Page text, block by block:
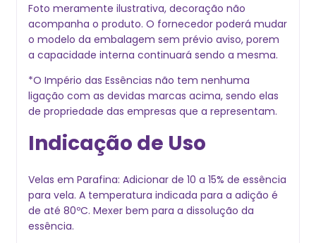
Foto meramente ilustrativa, decoração não
acompanha o produto. O fornecedor poderá mudar
o modelo da embalagem sem prévio aviso, porem
a capacidade interna continuará sendo a mesma.
*O Império das Essências não tem nenhuma
ligação com as devidas marcas acima, sendo elas
de propriedade das empresas que a representam.
Indicação de Uso
Velas em Parafina: Adicionar de 10 a 15% de essência
para vela. A temperatura indicada para a adição é
de até 80ºC. Mexer bem para a dissolução da
essência.